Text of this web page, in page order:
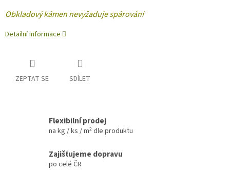
Obkladový kámen nevyžaduje spárování
Detailní informace
ZEPTAT SE SDÍLET
Flexibilní prodej
na kg / ks / m² dle produktu
Zajišťujeme dopravu
po celé ČR